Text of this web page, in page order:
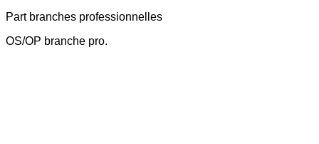
Part branches professionnelles
OS/OP branche pro.